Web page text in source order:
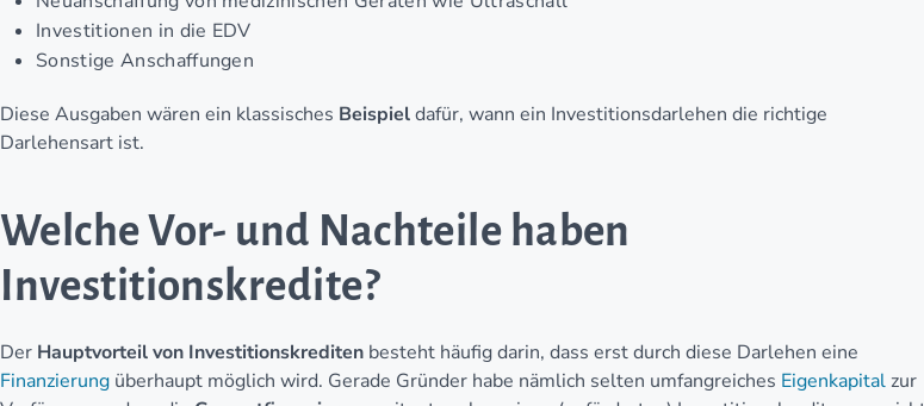
Investitionen in die EDV
Sonstige Anschaffungen
Diese Ausgaben wären ein klassisches Beispieldafür, wann ein Investitionsdarlehen die richtige
Darlehensart ist.
Welche Vor- und Nachteile haben
Investitionskredite?
Der Hauptvorteil von Investitionskrediten besteht häufig darin, dass erst durch diese Darlehen eine
Finanzierung überhaupt möglich wird. Gerade Gründer habe nämlich selten umfangreiches Eigenkapital zur